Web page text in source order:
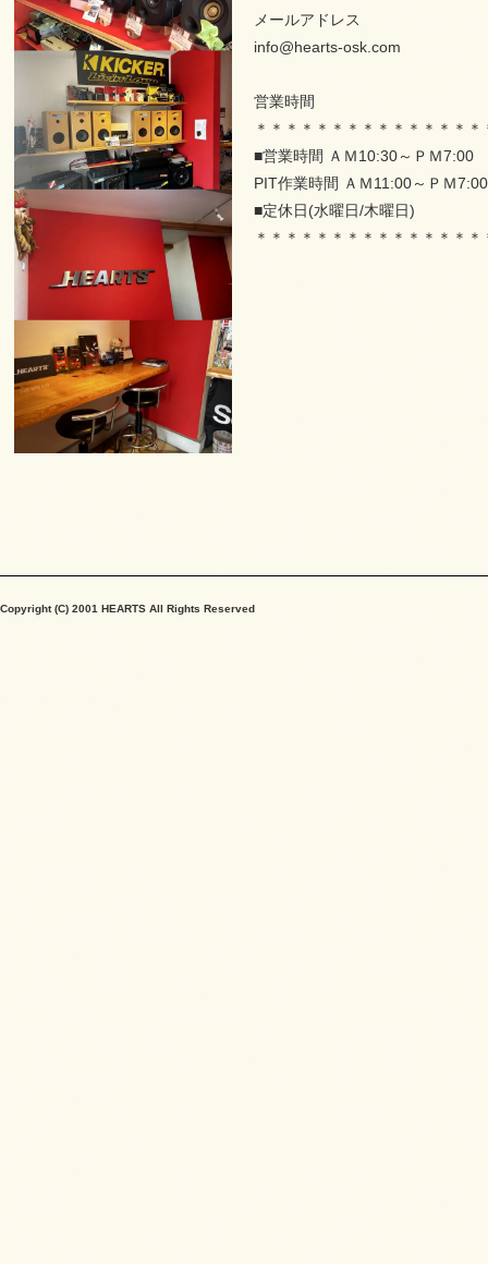
メールアドレス
info@hearts-osk.com
営業時間
＊＊＊＊＊＊＊＊＊＊＊＊＊＊＊
■営業時間 ＡＭ10:30～ＰＭ7:00
PIT作業時間 ＡＭ11:00～ＰＭ7:00
■定休日(水曜日/木曜日)
＊＊＊＊＊＊＊＊＊＊＊＊＊＊＊
Copyright (C) 2001 HEARTS All Rights Reserved